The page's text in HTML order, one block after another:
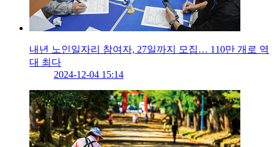
내년 노인일자리 참여자, 27일까지 모집… 110만 개로 역
대 최다
2024-12-04 15:14